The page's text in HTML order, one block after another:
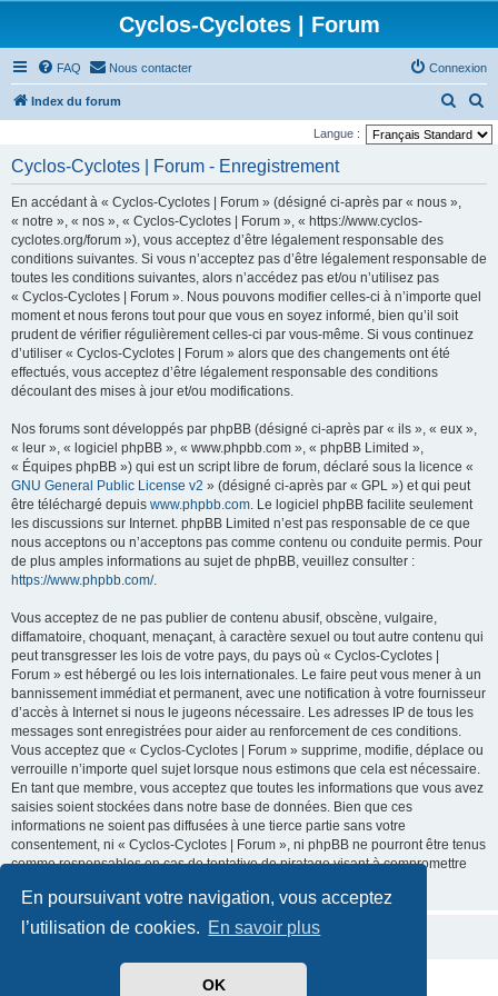
En poursuivant votre navigation, vous acceptez
l’utilisation de cookies. En savoir plus
OK
Cyclos-Cyclotes | Forum
FAQ Nous contacter Connexion
Index du forum
e
e
e
c
r
Langue :
Cyclos-Cyclotes | Forum - Enregistrement
En accédant à « Cyclos-Cyclotes | Forum » (désigné ci-après par « nous »,
« notre », « nos », « Cyclos-Cyclotes | Forum », « https://www.cyclos-
cyclotes.org/forum »), vous acceptez d’être légalement responsable des
conditions suivantes. Si vous n’acceptez pas d’être légalement responsable de
toutes les conditions suivantes, alors n’accédez pas et/ou n’utilisez pas
« Cyclos-Cyclotes | Forum ». Nous pouvons modifier celles-ci à n’importe quel
moment et nous ferons tout pour que vous en soyez informé, bien qu’il soit
prudent de vérifier régulièrement celles-ci par vous-même. Si vous continuez
d’utiliser « Cyclos-Cyclotes | Forum » alors que des changements ont été
effectués, vous acceptez d’être légalement responsable des conditions
découlant des mises à jour et/ou modifications.
Nos forums sont développés par phpBB (désigné ci-après par « ils », « eux »,
« leur », « logiciel phpBB », « www.phpbb.com », « phpBB Limited »,
« Équipes phpBB ») qui est un script libre de forum, déclaré sous la licence «
GNU General Public License v2 » (désigné ci-après par « GPL ») et qui peut
être téléchargé depuis www.phpbb.com. Le logiciel phpBB facilite seulement
les discussions sur Internet. phpBB Limited n’est pas responsable de ce que
nous acceptons ou n’acceptons pas comme contenu ou conduite permis. Pour
de plus amples informations au sujet de phpBB, veuillez consulter :
https://www.phpbb.com/.
Vous acceptez de ne pas publier de contenu abusif, obscène, vulgaire,
diffamatoire, choquant, menaçant, à caractère sexuel ou tout autre contenu qui
peut transgresser les lois de votre pays, du pays où « Cyclos-Cyclotes |
Forum » est hébergé ou les lois internationales. Le faire peut vous mener à un
bannissement immédiat et permanent, avec une notification à votre fournisseur
d’accès à Internet si nous le jugeons nécessaire. Les adresses IP de tous les
messages sont enregistrées pour aider au renforcement de ces conditions.
Vous acceptez que « Cyclos-Cyclotes | Forum » supprime, modifie, déplace ou
verrouille n’importe quel sujet lorsque nous estimons que cela est nécessaire.
En tant que membre, vous acceptez que toutes les informations que vous avez
saisies soient stockées dans notre base de données. Bien que ces
informations ne soient pas diffusées à une tierce partie sans votre
consentement, ni « Cyclos-Cyclotes | Forum », ni phpBB ne pourront être tenus
comme responsables en cas de tentative de piratage visant à compromettre
phpBB ® Forum Software © phpBB Limited